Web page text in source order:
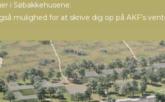
i Søbakkehusene.
mulighed for at skrive dig op på AKF’s